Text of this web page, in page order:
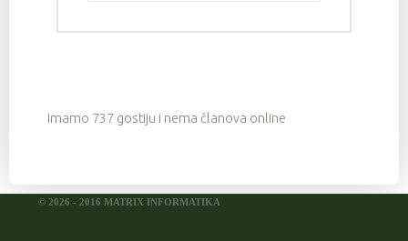
Imamo 737 gostiju i nema članova online
© 2026 - 2016 MATRIX INFORMATIKA